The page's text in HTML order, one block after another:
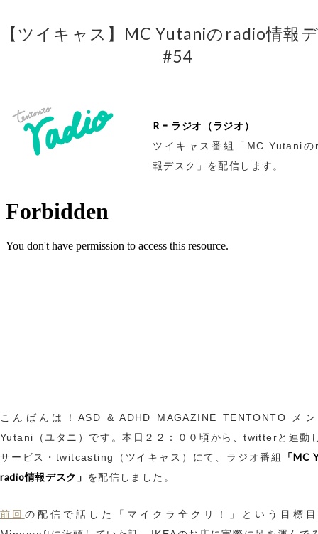
【ツイキャス】MC Yutaniのradio情報
#54
R = ラジオ（ラジオ）
ツイキャス番組「MC Yutani
報デスク」を配信します。
こんばんは！ASD & ADHD MAGAZINE TENTONTO メ
Yutani（ユタニ）です。本日２２：００頃から、twitterと連動
サービス・twitcasting（ツイキャス）にて、ラジオ番組
「MC
radio情報デスク」 を配信しました。
前回 の配信で話した「マイクラ全クリ！」という目標